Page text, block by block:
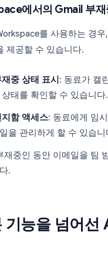
에서의 Gmail 부재
를 사용하는 경
제공할 수 있습니다.
중 상태 표시 : 동료가 캘
태를 확인할 수 있습니다.
함 액세스: 동료에게 임
을 관리하게 할 수 있습니
재중인 동안 이메일을 팀
.
능을 넘어선